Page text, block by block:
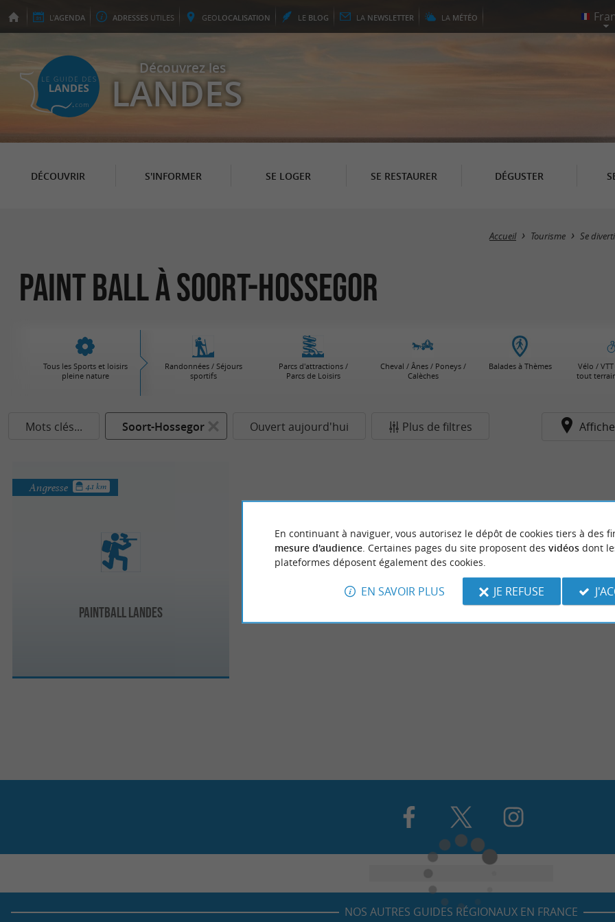
L'AGENDA ADRESSES UTILES GEOLOCALISATION LE BLOG LA NEWSLETTER LA MÉTÉO
Découvrez les
LANDES
DÉCOUVRIR S'INFORMER SE LOGER SE RESTAURER DÉGUSTER
Accueil Tourisme Se
Paint Ball à Soort-Hossegor
Tous les Sports et loisirs
pleine nature
Randonnées / Séjours
sportifs
Parcs d'attractions /
Parcs de Loisirs
Cheval / Ânes / Poneys /
Calèches
Balades à Thèmes
Vélo /
tout
Mots clés... Soort-Hossegor Ouvert aujourd'hui Plus de filtres
Paintball Landes
Angresse 4.1 km
NOS AUTRES GUIDES RÉGIONAUX EN FRANCE
En continuant à naviguer, vous autorisez le dépôt de cookies tiers à des
mesure d'audience. Certaines pages du site proposent des vidéosdont
plateformes déposent également des cookies.
EN SAVOIR PLUS JE REFUSE